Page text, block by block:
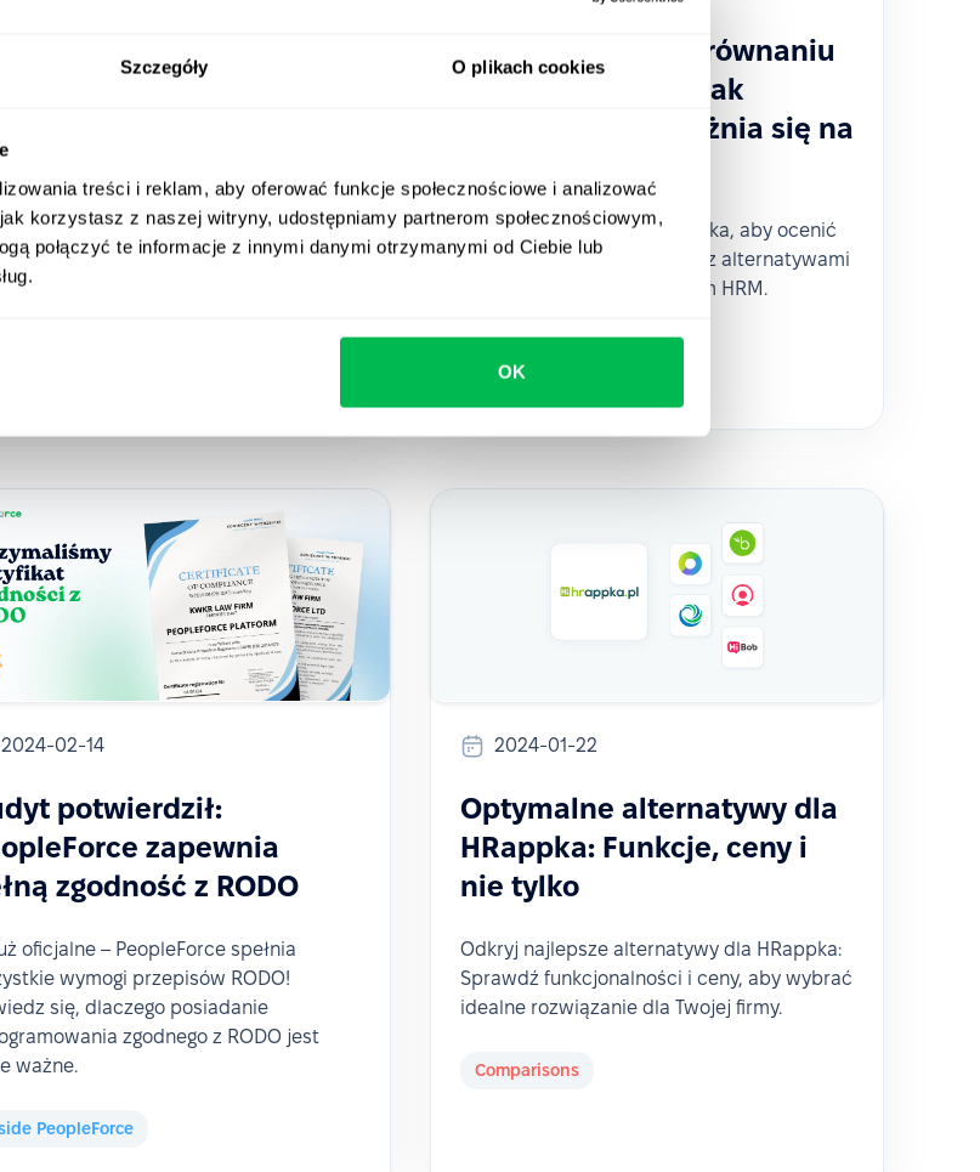
Szczegóły O plikach cookies
treści i reklam, aby oferować funkcje społecznościowe i analizować
korzystasz z naszej witryny, udostępniamy partnerom społecznościowym,
połączyć te informacje z innymi danymi otrzymanymi od Ciebie lub
OK
konkurencyjnych i
funkcjami
najciekawszych konkurentów
oferujących innowacyjne
spełniające różnorodne potrzeby
PeopleForce w porównaniu
z alternatywami: Jak
PeopleForce wyróżnia się na
Skorzystaj z tego przewodnika, aby ocenić
PeopleForce w porównaniu z alternatywami
i wybrać odpowiedni system HRM.
2024-02-14
potwierdził:
zapewnia
zgodność z RODO
oficjalne – PeopleForce spełnia
wymogi przepisów RODO!
się, dlaczego posiadanie
zgodnego z RODO jest
ważne.
PeopleForce
2024-01-22
Optymalne alternatywy dla
HRappka: Funkcje, ceny i
nie tylko
Odkryj najlepsze alternatywy dla HRappka:
Sprawdź funkcjonalności i ceny, aby wybrać
idealne rozwiązanie dla Twojej firmy.
Comparisons